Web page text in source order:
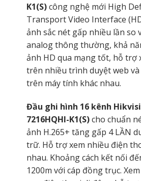
K1(S)công nghệ mới High
Transport Video Interface
ảnh sắc nét gấp nhiều lần so
analog thông thường, khả
ảnh HD qua mạng tốt, hỗ trợ
trên nhiều trình duyệt web
trên máy tính khác nhau.
Đầu ghi hình 16 kênh
7216HQHI-K1(S)cho chuẩn
ảnh H.265+ tăng gấp 4 LẦN
trữ. Hỗ trợ xem nhiều điện
nhau. Khoảng cách kết nối
1200m với cáp đồng trục.